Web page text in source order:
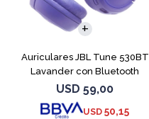
Auriculares JBL Tune 530BT
Lavander con Bluetooth
USD 59,00
USD 50,15